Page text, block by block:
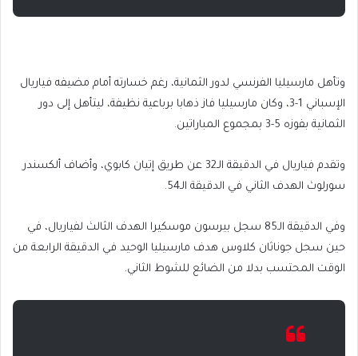
وتأهل مارسيليا الفرنسي لدور الثمانية، رغم خسارته أمام مضيفه فياريال
الإسباني 1-3، وكان مارسيليا فاز ذهابا برباعية نظيفة، ليتأهل إلى دور
الثمانية بفوزه 5-3 بمجموع المباراتين.
وتقدم فياريال في الدقيقة الـ32 عن طريق إتيان كابوي، وأضاف ألكسندر
سورلوث الهدف الثاني في الدقيقة الـ54.
وفي الدقيقة الـ85 سجل بيرسون موسكيرا الهدف الثالث لفياريال، في
حين سجل جوناثان كلاوس هدف مارسيليا الوحيد في الدقيقة الرابعة من
الوقت المحتسب بدلا من الضائع للشوط الثاني.